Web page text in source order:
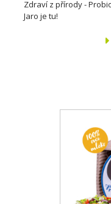
Zdraví z přírody -
Jaro je tu!